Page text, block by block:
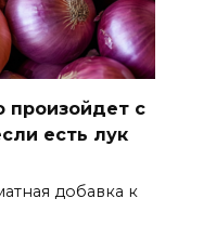
произойдет с
есть лук
добавка к